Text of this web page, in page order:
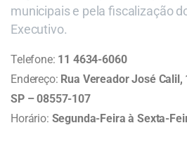
municipais e pela fiscalização
Executivo.
Telefone: 11 4634-6060
Endereço: Rua Vereador José
SP – 08557-107
Horário: Segunda-Feira à Sexta-